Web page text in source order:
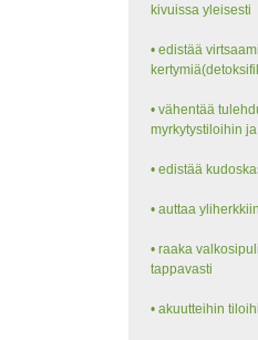
kivuissa yleisesti
• edistää
• vähentää
myrkytystiloihin
• edistää
• auttaa
• raaka
tappavasti
• akuutteihin